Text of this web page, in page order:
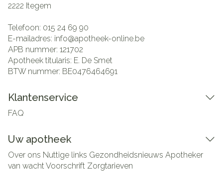
2222 Itegem
Telefoon: 015 24 69 90
E-mailadres: info@apotheek-online.be
APB nummer: 121702
Apotheek titularis: E. De Smet
BTW nummer: BE0476464691
Klantenservice
FAQ
Uw apotheek
Over ons Nuttige links Gezondheidsnieuws Apotheker
van wachtVoorschrift Zorgtarieven